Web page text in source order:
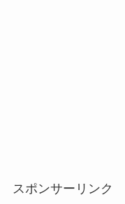
スポンサーリンク